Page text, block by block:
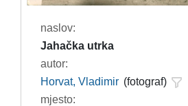
naslov:
Jahačka utrka
autor:
Horvat, Vladimir (fotograf)
mjesto: